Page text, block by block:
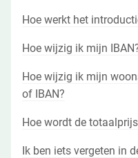
Hoe werkt het
Hoe wijzig ik mijn
Hoe wijzig ik mijn
of IBAN?
Hoe wordt de
Ik ben iets vergeten in